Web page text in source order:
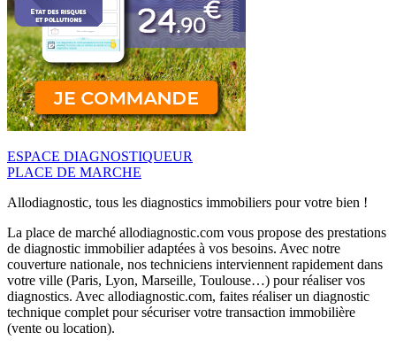
ESPACE DIAGNOSTIQUEUR
PLACE DE MARCHE
Allodiagnostic, tous les diagnostics immobiliers pour votre bien !
La place de marché allodiagnostic.com vous propose des prestations
de diagnostic immobilier adaptées à vos besoins. Avec notre
couverture nationale, nos techniciens interviennent rapidement dans
votre ville (Paris, Lyon, Marseille, Toulouse…) pour réaliser vos
diagnostics. Avec allodiagnostic.com, faites réaliser un diagnostic
technique complet pour sécuriser votre transaction immobilière
(vente ou location).